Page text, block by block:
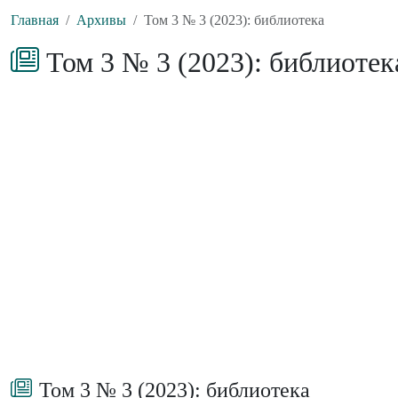
Главная Архивы Том 3 № 3 (2023): библиотека
Том 3 № 3 (2023):
Том 3 № 3 (2023): библиотека